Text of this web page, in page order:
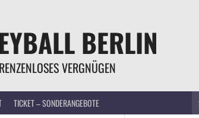
BERLIN
VERGNÜGEN
TICKET – SONDERANGEBOTE